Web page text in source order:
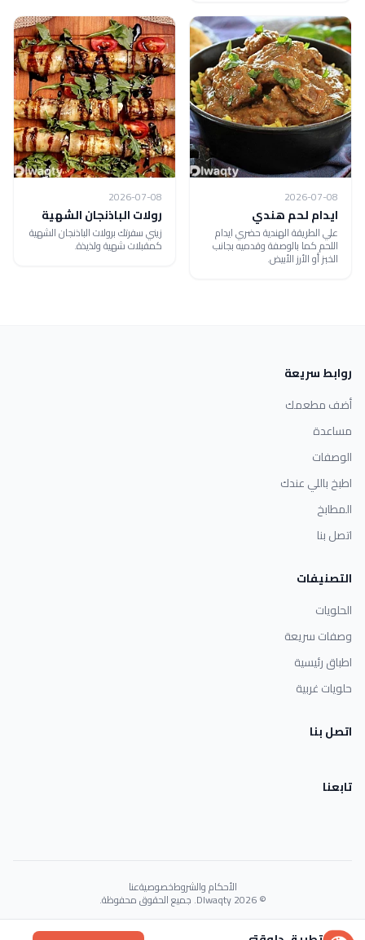
2026-07-08
ايدام لحم هندي
علي الطريقة الهندية حضري ايدام
اللحم كما بالوصفة وقدميه بجانب
الخبز أو الأرز الأبيض.
2026-07-08
رولات الباذنجان الشهية
زيني سفرتك برولات الباذنجان الشهية
كمقبلات شهية ولذيذة.
روابط سريعة
أضف مطعمك
مساعدة
الوصفات
اطبخ باللي عندك
المطابخ
اتصل بنا
التصنيفات
الحلويات
وصفات سريعة
اطباق رئيسية
حلويات غربية
اتصل بنا
تابعنا
الأحكام والشروطخصوصيةعنا
© 2026 Dlwaqty. جميع الحقوق محفوظة.
Powered byGAIT